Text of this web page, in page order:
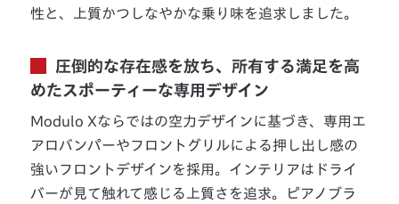
性と、上質かつしなやかな乗り味を追求しました。
圧倒的な存在感を放ち、所有する満足を高
めたスポーティーな専用デザイン
Modulo Xならではの空力デザインに基づき、専用エ
アロバンパーやフロントグリルによる押し出し感の
強いフロントデザインを採用。インテリアはドライ
バーが見て触れて感じる上質さを追求。ピアノブラ